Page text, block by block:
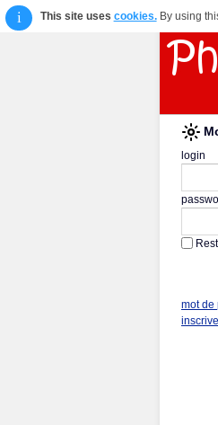
i This site uses cookies.By using
login
mot de